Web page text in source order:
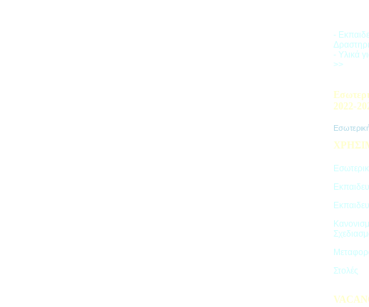
-
- Υλικά
>>
2022-
Στολές